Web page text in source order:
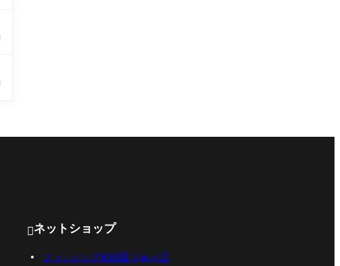
ネットショップ
フィッシング相模屋 Yahoo!店